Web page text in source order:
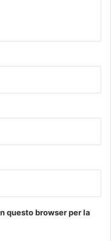
questo browser per la